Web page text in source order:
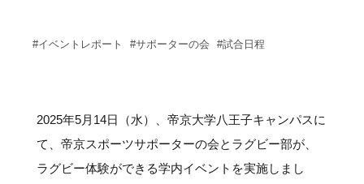
#メディア情報#キャンプ
#イベントレポート #サポーターの会 #試合日程
2025年5月14日（水）、帝京大学八王子キャンパスに
て、帝京スポーツサポーターの会とラグビー部が、
ラグビー体験ができる学内イベントを実施しまし